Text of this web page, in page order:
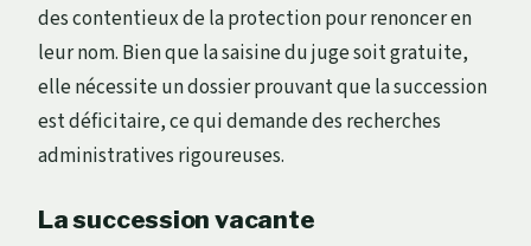
des contentieux de la protection pour renoncer en
leur nom. Bien que la saisine du juge soit gratuite,
elle nécessite un dossier prouvant que la succession
est déficitaire, ce qui demande des recherches
administratives rigoureuses.
La succession vacante